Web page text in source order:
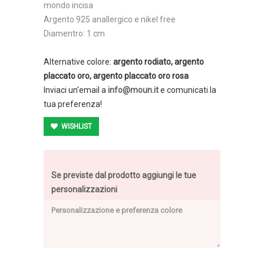
mondo incisa
Argento 925 anallergico e nikel free
Diamentro: 1 cm
Alternative colore: argento rodiato, argento
placcato oro, argento placcato oro rosa
Inviaci un'email a info@moun.ite comunicati la
tua preferenza!
WISHLIST
Se previste dal prodotto aggiungi le tue
personalizzazioni